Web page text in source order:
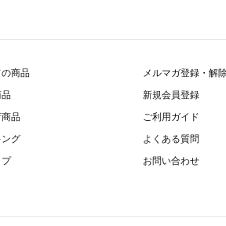
商品
品
ング
プ
メルマガ登録・解
新規会員登録
ご利用ガイド
よくある質問
お問い合わせ